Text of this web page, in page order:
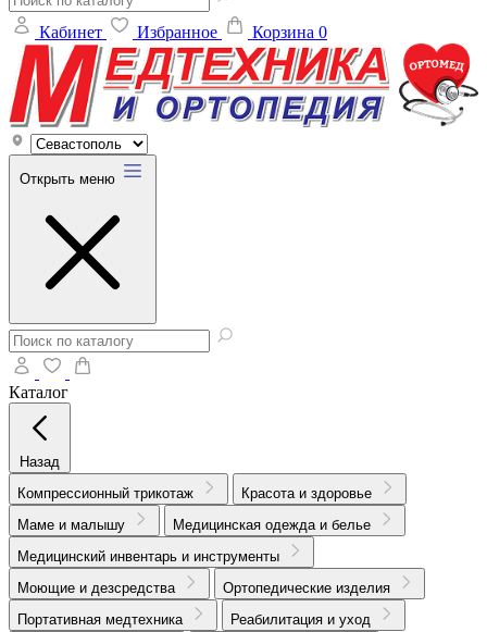
Кабинет Избранное Корзина 0
Открыть меню
Каталог
Назад
Компрессионный трикотаж
Красота и здоровье
Маме и малышу
Медицинская одежда и белье
Медицинский инвентарь и инструменты
Моющие и дезсредства
Ортопедические изделия
Портативная медтехника
Реабилитация и уход